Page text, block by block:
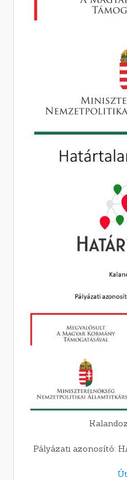
Pályázati azonosító: